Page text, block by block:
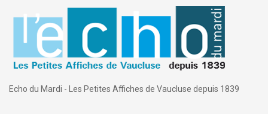
Echo du Mardi - Les Petites Affiches de Vaucluse depuis 1839